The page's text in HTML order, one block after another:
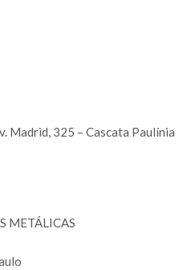
Madrid, 325 – Cascata Paulínia
METÁLICAS